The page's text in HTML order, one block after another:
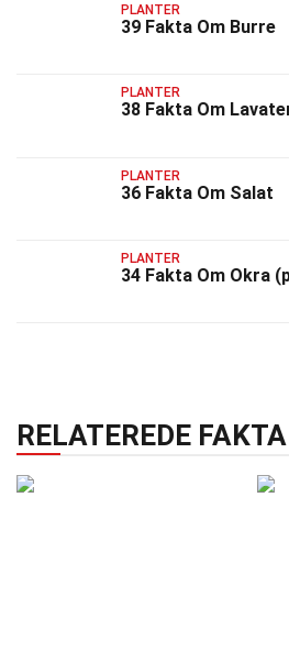
PLANTER
39 Fakta Om Burre
PLANTER
38 Fakta Om
PLANTER
36 Fakta Om Salat
PLANTER
34 Fakta Om Okra
RELATEREDE FAKTA